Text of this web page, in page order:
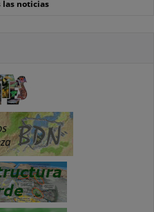
las noticias